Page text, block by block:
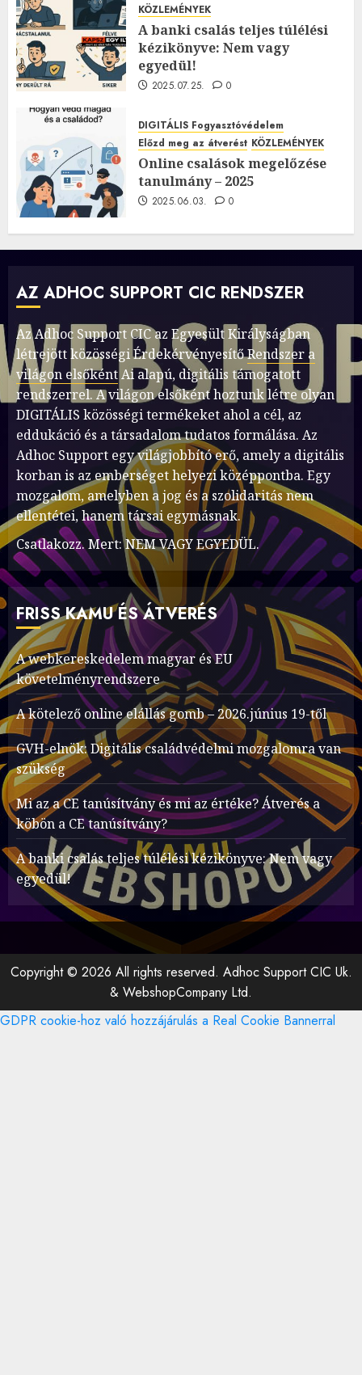
KÖZLEMÉNYEK
A banki csalás teljes túlélési
kézikönyve: Nem vagy
egyedül!
2025.07.25. 0
DIGITÁLIS Fogyasztóvédelem
Előzd meg az átverést KÖZLEMÉNYEK
Online csalások megelőzése
tanulmány – 2025
2025.06.03. 0
AZ ADHOC SUPPORT CIC RENDSZER
Az Adhoc Support CIC az Egyesült Királyságban
létrejött közösségi ÉrdekérvényesítőRendszer a
világon elsőkéntAi alapú, digitális támogatott
rendszerrel. A világon elsőként hoztunk létre olyan
DIGITÁLIS közösségi termékeket ahol a cél, az
eddukáció és a társadalom tudatos formálása. Az
Adhoc Support egy világjobbító erő, amely a digitális
korban is az emberséget helyezi középpontba. Egy
mozgalom, amelyben a jog és a szolidaritás nem
ellentétei, hanem társai egymásnak.
Csatlakozz. Mert: NEM VAGY EGYEDÜL.
FRISS KAMU ÉS ÁTVERÉS
A webkereskedelem magyar és EU
követelményrendszere
A kötelező online elállás gomb – 2026.június 19-től
GVH-elnök: Digitális családvédelmi mozgalomra van
szükség
Mi az a CE tanúsítvány és mi az értéke? Átverés a
köbön a CE tanúsítvány?
A banki csalás teljes túlélési kézikönyve: Nem vagy
egyedül!
Copyright © 2026 All rights reserved. Adhoc Support CIC Uk.
& WebshopCompany Ltd.
GDPR cookie-hoz való hozzájárulás a Real Cookie Bannerral